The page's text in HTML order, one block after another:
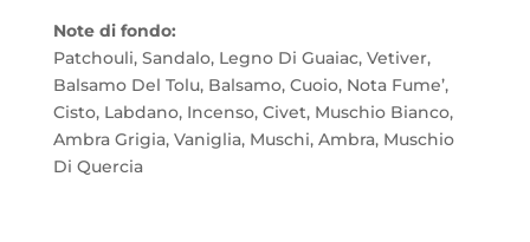
Note di fondo:
Patchouli, Sandalo, Legno Di Guaiac, Vetiver,
Balsamo Del Tolu, Balsamo, Cuoio, Nota Fume’,
Cisto, Labdano, Incenso, Civet, Muschio Bianco,
Ambra Grigia, Vaniglia, Muschi, Ambra, Muschio
Di Quercia